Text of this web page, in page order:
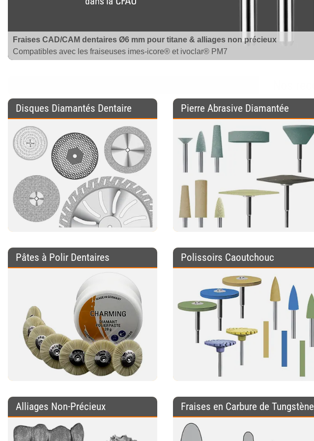
Isolation
Céramique
Maquillage et
Glaçage
Laboratoire
Fraises en
Carbure
Fraises Dentaires
à Cire, Parallèles
et Coniques
Technique des
Gouttiéres
Fraises CAD/CAM dentaires Ø6 mm pour titane & alliages non précieux
Compatibles avec les fraiseuses imes-icore® et ivoclar® PM7
Disques Diamantés Dentaire
Pâtes à Polir Dentaires
Alliages Non-Précieux
Pierre Abrasive Diamantée
Polissoirs Caoutchouc
Fraises en Carbure de Tungstène